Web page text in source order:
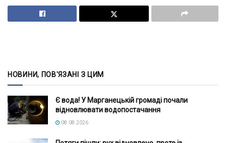
НОВИНИ, ПОВ'ЯЗАНІ З ЦИМ
Є вода! У Марганецькій громаді почали
відновлювати водопостачання
08.08.2026